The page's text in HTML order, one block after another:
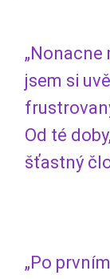
jsem si
Od té
šťastný
„Po